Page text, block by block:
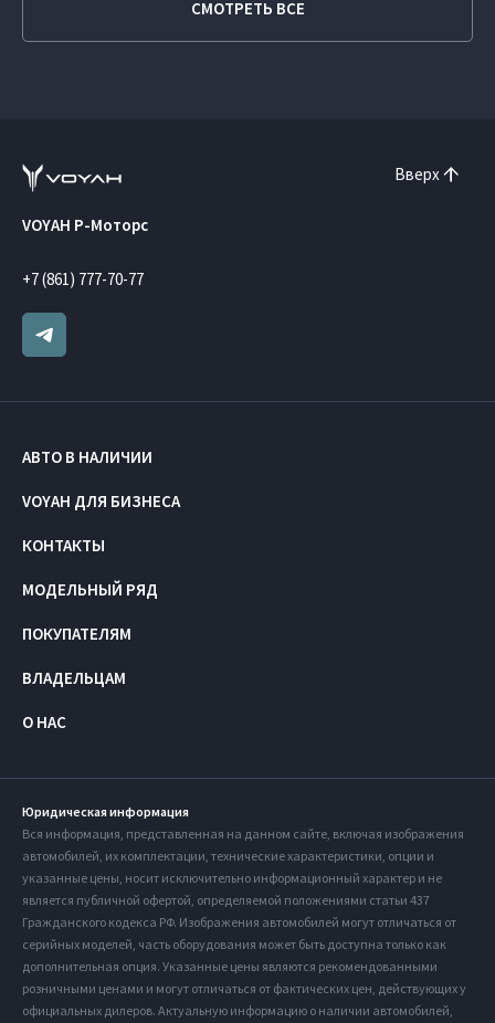
СМОТРЕТЬ ВСЕ
Вверх
VOYAH Р-Моторс
+7 (861) 777-70-77
АВТО В НАЛИЧИИ
VOYAH ДЛЯ БИЗНЕСА
КОНТАКТЫ
МОДЕЛЬНЫЙ РЯД
ПОКУПАТЕЛЯМ
ВЛАДЕЛЬЦАМ
О НАС
Юридическая информация
Вся информация, представленная на данном сайте, включая изображения
автомобилей, их комплектации, технические характеристики, опции и
указанные цены, носит исключительно информационный характер и не
является публичной офертой, определяемой положениями статьи 437
Гражданского кодекса РФ. Изображения автомобилей могут отличаться от
серийных моделей, часть оборудования может быть доступна только как
дополнительная опция. Указанные цены являются рекомендованными
розничными ценами и могут отличаться от фактических цен, действующих у
официальных дилеров. Актуальную информацию о наличии автомобилей,